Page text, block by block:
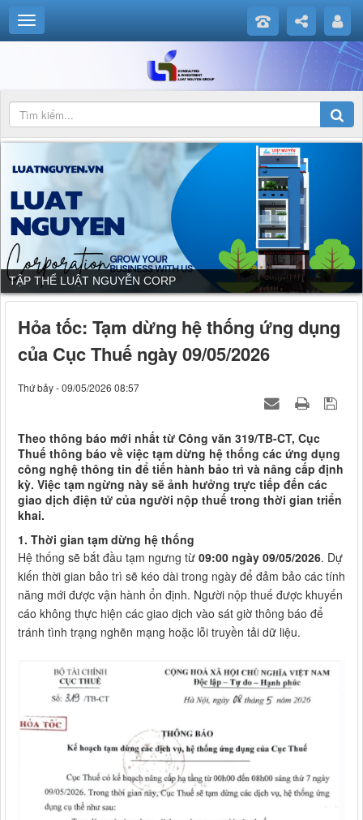
TẬP THỂ LUẬT NGUYỄN CORP
Hỏa tốc: Tạm dừng hệ thống ứng dụng
của Cục Thuế ngày 09/05/2026
Thứ bảy - 09/05/2026 08:57
Theo thông báo mới nhất từ Công văn 319/TB-CT, Cục
Thuế thông báo về việc tạm dừng hệ thống các ứng dụng
công nghệ thông tin để tiến hành bảo trì và nâng cấp định
kỳ. Việc tạm ngừng này sẽ ảnh hưởng trực tiếp đến các
giao dịch điện tử của người nộp thuế trong thời gian triển
khai.
1. Thời gian tạm dừng hệ thống
Hệ thống sẽ bắt đầu tạm ngưng từ 09:00 ngày 09/05/2026. Dự
kiến thời gian bảo trì sẽ kéo dài trong ngày để đảm bảo các tính
năng mới được vận hành ổn định. Người nộp thuế được khuyến
cáo không thực hiện các giao dịch vào sát giờ thông báo để
tránh tình trạng nghẽn mạng hoặc lỗi truyền tải dữ liệu.